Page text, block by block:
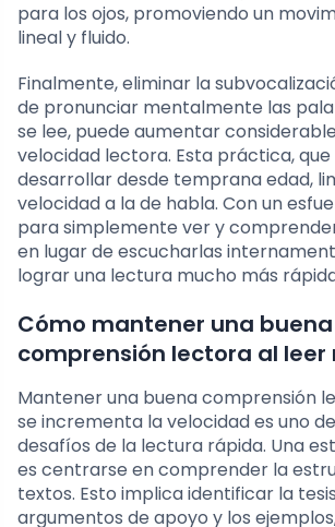
para los ojos, promoviendo un
lineal y fluido.
Finalmente, eliminar la
de pronunciar mentalmente las
se lee, puede aumentar
velocidad lectora. Esta práctica,
desarrollar desde temprana edad,
velocidad a la de habla. Con un
para simplemente ver y
en lugar de escucharlas
lograr una lectura mucho más
Cómo mantener una buena
comprensión lectora al leer
Mantener una buena comprensión
se incrementa la velocidad es uno
desafíos de la lectura rápida. Una
es centrarse en comprender la
textos. Esto implica identificar la
argumentos de apoyo y los